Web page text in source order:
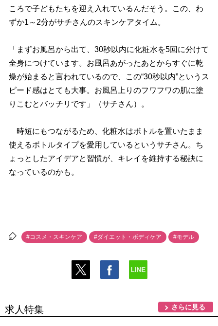
ころで子どもたちを迎え入れているんだそう。この、わ
ずか1～2分がサチさんのスキンケアタイム。
「まずお風呂から出て、30秒以内に化粧水を5回に分けて
全身につけています。お風呂あがったあとからすぐに乾
燥が始まると言われているので、この“30秒以内”というス
ピード感はとても大事。お風呂上りのフワフワの肌に塗
りこむとバッチリです」（サチさん）。
時短にもつながるため、化粧水はボトルを置いたまま
使えるボトルタイプを愛用しているというサチさん。ち
ょっとしたアイデアと習慣が、キレイを維持する秘訣に
なっているのかも。
#コスメ・スキンケア #ダイエット・ボディケア #モデル
求人特集 さらに見る